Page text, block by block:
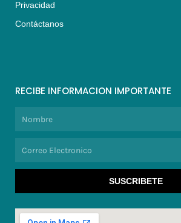
Privacidad
Contáctanos
RECIBE INFORMACION IMPORTANTE
SUSCRIBETE